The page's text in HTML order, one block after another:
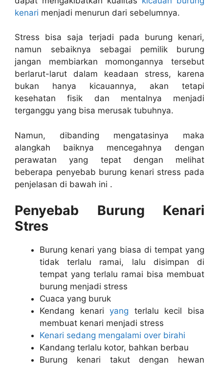
kenari menjadi menurun dari sebelumnya.
Stress bisa saja terjadi pada burung kenari,
namun sebaiknya sebagai pemilik burung
jangan membiarkan momongannya tersebut
berlarut-larut dalam keadaan stress, karena
bukan hanya kicauannya, akan tetapi
kesehatan fisik dan mentalnya menjadi
terganggu yang bisa merusak tubuhnya.
Namun, dibanding mengatasinya maka
alangkah baiknya mencegahnya dengan
perawatan yang tepat dengan melihat
beberapa penyebab burung kenari stress pada
penjelasan di bawah ini .
Penyebab Burung Kenari
Stres
Burung kenari yang biasa di tempat yang
tidak terlalu ramai, lalu disimpan di
tempat yang terlalu ramai bisa membuat
burung menjadi stress
Cuaca yang buruk
Kendang kenariyang terlalu kecil bisa
membuat kenari menjadi stress
Kenari sedang mengalami over birahi
Kandang terlalu kotor, bahkan berbau
Burung kenari takut dengan hewan